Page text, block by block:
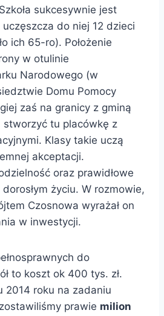
sukcesywnie jest
uczęszcza do niej 12 dzieci
ich 65-ro). Położenie
w otulinie
Narodowego (w
Domu Pomocy
zaś na granicy z gminą
stworzyć tu placówkę z
Klasy takie uczą
akceptacji.
oraz prawidłowe
życiu. W rozmowie,
Czosnowa wyrażał on
w inwestycji.
do
to koszt ok 400 tys. zł.
2014 roku na zadaniu
prawie milion